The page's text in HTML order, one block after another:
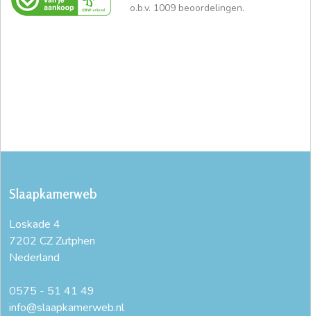
o.b.v. 1009 beoordelingen.
Slaapkamerweb
Loskade 4
7202 CZ Zutphen
Nederland
0575 - 51 41 49
info@slaapkamerweb.nl